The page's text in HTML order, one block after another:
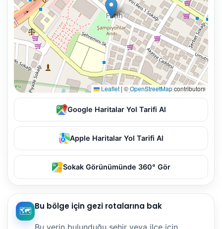
Leaflet | ©OpenStreetMapcontributors
Google Haritalar Yol Tarifi Al
Apple Haritalar Yol Tarifi Al
Sokak Görünümünde 360° Gör
🗺️ Bu bölge için gezi rotalarına bak
Bu yerin bulunduğu şehir veya ilçe için